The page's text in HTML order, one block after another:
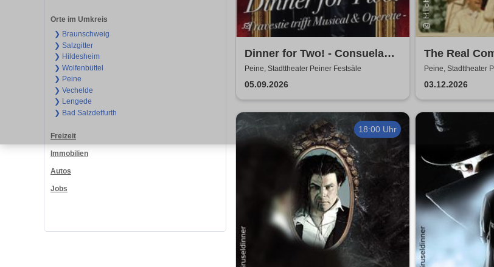
Orte im Umkreis
❯ Braunschweig
❯ Salzgitter
❯ Hildesheim
❯ Wolfenbüttel
❯ Peine
❯ Vechelde
❯ Lengede
❯ Bad Salzdetfurth
Freizeit
Immobilien
Autos
Jobs
Dinner for Two! - Consuela
Grand & Helge Thomas
Peine, Stadttheater Peiner Festsäle
05.09.2026
The Real
Harmonists -
Nacht
Peine, Stadttheater
03.12.2026
18:00 Uhr